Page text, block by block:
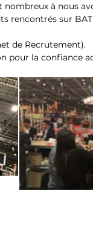
nombreux à nous
rencontrés sur
de Recrutement).
pour la confiance